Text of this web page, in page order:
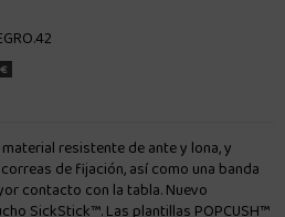
resistente de ante y lona, y
de fijación, así como una banda
contacto con la tabla. Nuevo